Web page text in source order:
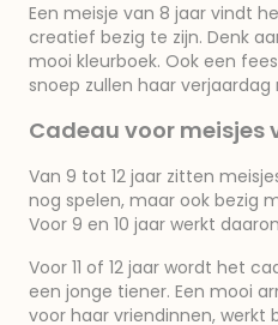
Een meisje van 8 jaar vindt
creatief bezig te zijn. Denk
mooi kleurboek. Ook een
snoep zullen haar
Cadeau voor meisjes
Van 9 tot 12 jaar zitten
nog spelen, maar ook bezig
Voor 9 en 10 jaar werkt
Voor 11 of 12 jaar wordt het
een jonge tiener. Een mooi
voor haar vriendinnen, werkt